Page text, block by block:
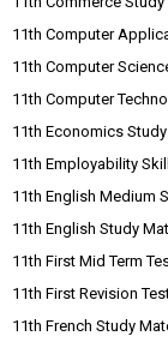
11th Computer
11th Computer
11th Computer
11th Economics
11th Employability
11th English Medium
11th English Study
11th First Mid Term
11th First Revision
11th French Study